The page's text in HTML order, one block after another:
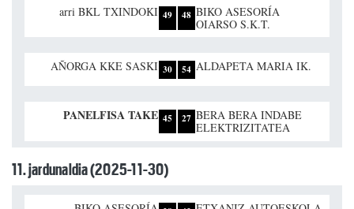
arri BKL TXINDOKI 49 48 BIKO ASESORÍA
OIARSO S.K.T.
AÑORGA KKE SASKI 30 54 ALDAPETA MARIA IK.
PANELFISA TAKE 45 27 BERA BERA INDABE
ELEKTRIZITATEA
11. jardunaldia (2025-11-30)